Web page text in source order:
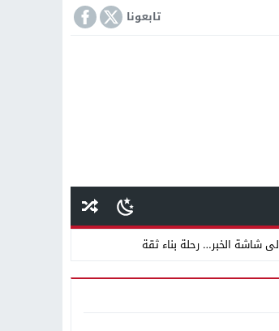
تابعونا
شاشة الخبر… رحلة بناء ثقة